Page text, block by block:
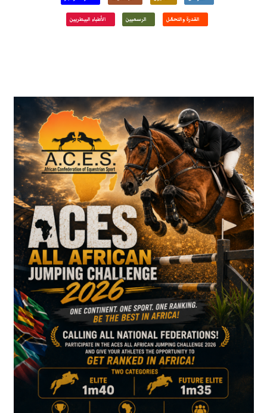
القدرة والتحمّل الرسميين الأطباء البيطريين